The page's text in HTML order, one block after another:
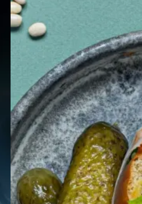
Sloppy Sloppy JoeJoe
Gem opskrift
Morgenmad
Frokost